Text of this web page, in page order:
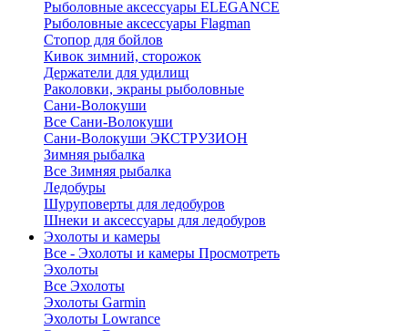
Рыболовные аксессуары ELEGANCE
Рыболовные аксессуары Flagman
Стопор для бойлов
Кивок зимний, сторожок
Держатели для удилищ
Раколовки, экраны рыболовные
Сани-Волокуши
Все Сани-Волокуши
Сани-Волокуши ЭКСТРУЗИОН
Зимняя рыбалка
Все Зимняя рыбалка
Ледобуры
Шуруповерты для ледобуров
Шнеки и аксессуары для ледобуров
Эхолоты и камеры
Все - Эхолоты и камеры Просмотреть
Эхолоты
Все Эхолоты
Эхолоты Garmin
Эхолоты Lowrance